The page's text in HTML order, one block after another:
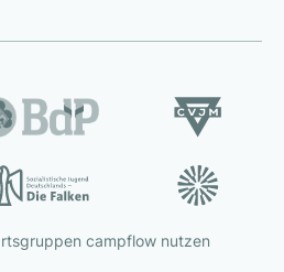
campflow nutzen